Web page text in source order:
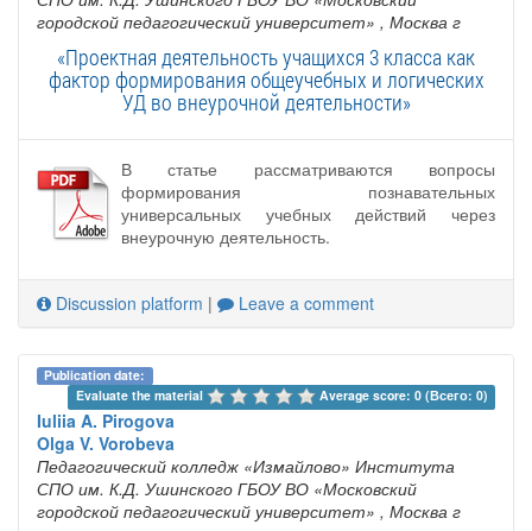
городской педагогический университет» , Москва г
«Проектная деятельность учащихся 3 класса как
фактор формирования общеучебных и логических
УД во внеурочной деятельности»
В статье рассматриваются вопросы
формирования познавательных
универсальных учебных действий через
внеурочную деятельность.
Discussion platform | Leave a comment
Publication date:
Evaluate the material
Average score: 0 (Всего: 0)
Iuliia A. Pirogova
Olga V. Vorobeva
Педагогический колледж «Измайлово» Института
СПО им. К.Д. Ушинского ГБОУ ВО «Московский
городской педагогический университет» , Москва г